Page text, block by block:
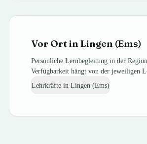
Vor Ort inLingen (Ems)
Persönliche Lernbegleitung in der
Verfügbarkeit hängt von der jeweiligen
Lehrkräfte inLingen (Ems)